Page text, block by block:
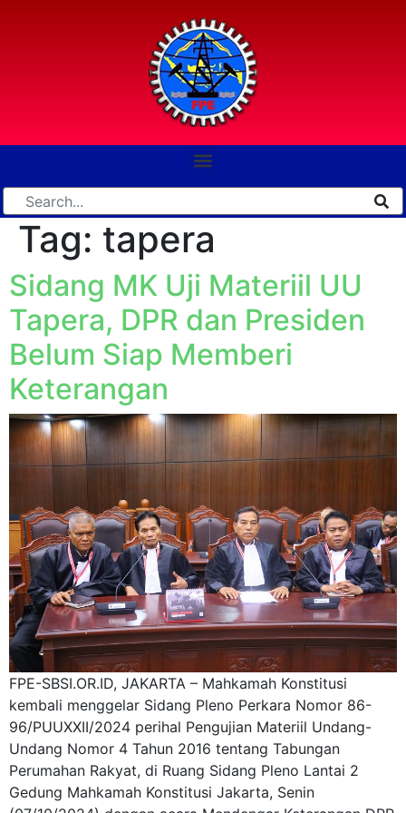
Tag: tapera
Sidang MK Uji Materiil UU
Tapera, DPR dan Presiden
Belum Siap Memberi
Keterangan
FPE-SBSI.OR.ID, JAKARTA – Mahkamah Konstitusi
kembali menggelar Sidang Pleno Perkara Nomor 86-
96/PUUXXII/2024 perihal Pengujian Materiil Undang-
Undang Nomor 4 Tahun 2016 tentang Tabungan
Perumahan Rakyat, di Ruang Sidang Pleno Lantai 2
Gedung Mahkamah Konstitusi Jakarta, Senin